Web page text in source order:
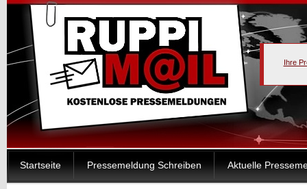
Ihre
Startseite Pressemeldung Schreiben Aktuelle